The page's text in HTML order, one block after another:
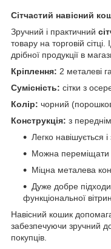
Сітчастий навісний
Зручний і практичний
товару на торговій
дрібної продукції в
Кріплення: 2 металеві
Сумісність: сітки з
Колір: чорний
Конструкція: з
Легко навішується і
Можна переміщати
Міцна металева
Дуже добре
функціональної
Навісний кошик
забезпечуючи зручний
покупців.